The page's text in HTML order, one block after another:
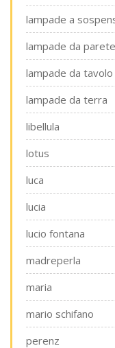
lampade a
lampade da parete
lampade da tavolo
lampade da terra
libellula
lotus
luca
lucia
lucio fontana
madreperla
maria
mario schifano
perenz